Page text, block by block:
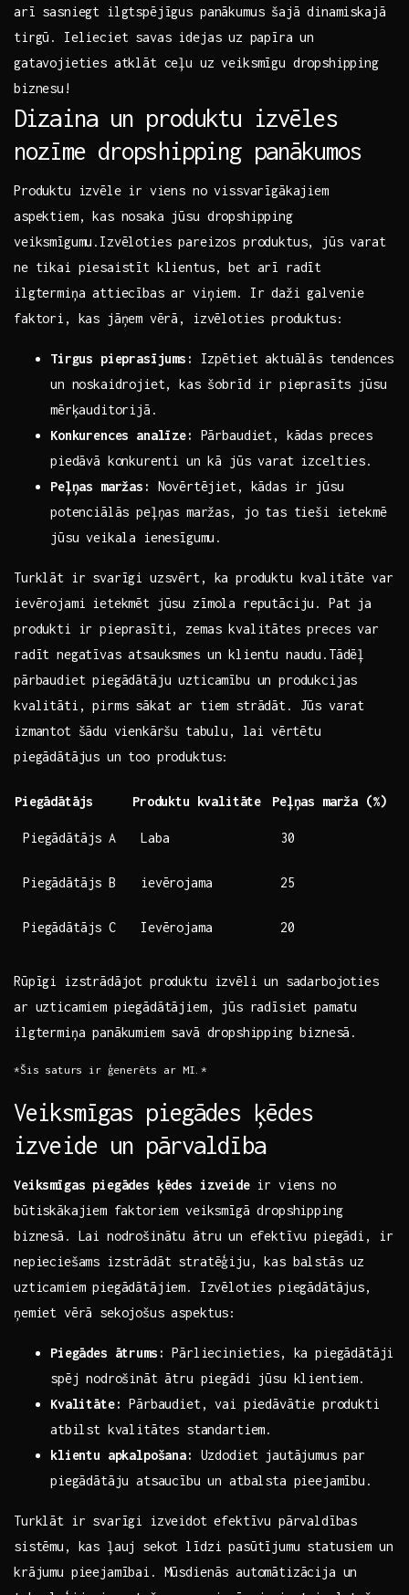
arī sasniegt ilgtspējīgus panākumus šajā ⁣dinamiskajā
tirgū. Ielieciet​ savas​ idejas⁤ uz papīra un
gatavojieties atklāt ceļu uz veiksmīgu​ dropshipping
biznesu!
Dizaina un produktu izvēles
nozīme dropshipping panākumos
Produktu izvēle ⁢ir viens no vissvarīgākajiem
‍aspektiem, kas nosaka jūsu dropshipping
veiksmīgumu.Izvēloties pareizos produktus, jūs varat​
ne tikai piesaistīt​ klientus, bet arī radīt
ilgtermiņa attiecības ar viņiem. Ir​ daži galvenie
faktori, ​kas jāņem⁤ vērā, izvēloties produktus:
Tirgus pieprasījums:
Izpētiet aktuālās tendences
un noskaidrojiet, kas šobrīd ir pieprasīts jūsu
mērķauditorijā.
Konkurences analīze:
Pārbaudiet, ​kādas preces
piedāvā konkurenti un kā ⁤jūs ‍varat izcelties.
Peļņas maržas:
Novērtējiet, kādas ir jūsu
potenciālās peļņas maržas, jo ‌tas tieši ietekmē ​
jūsu ‍veikala ienesīgumu.
Turklāt ir svarīgi uzsvērt, ka produktu kvalitāte var
ievērojami ietekmēt jūsu zīmola reputāciju. Pat ⁢ja
produkti ‍ir pieprasīti, zemas kvalitātes preces var‌
radīt negatīvas atsauksmes un klientu naudu.Tādēļ
pārbaudiet piegādātāju uzticamību un produkcijas
kvalitāti, pirms sākat ar tiem strādāt. Jūs varat
izmantot šādu⁣ vienkāršu⁤ tabulu, lai vērtētu
piegādātājus un too produktus:
Piegādātājs Produktu kvalitāte Peļņas ‌marža‍ (%)
Piegādātājs A Laba 30
Piegādātājs B ievērojama 25
Piegādātājs C Ievērojama 20
Rūpīgi izstrādājot produktu izvēli un⁢ sadarbojoties
ar uzticamiem piegādātājiem, jūs ⁤radīsiet pamatu
ilgtermiņa panākumiem⁤ savā dropshipping biznesā.
*Šis saturs ir ģenerēts ar MI.*
Veiksmīgas piegādes ķēdes⁣
izveide un pārvaldība
Veiksmīgas piegādes ķēdes izveide⁢ir viens no‌
būtiskākajiem ⁣faktoriem veiksmīgā ‍dropshipping
biznesā. Lai nodrošinātu ātru ⁣un efektīvu piegādi, ir
nepieciešams izstrādāt stratēģiju, kas balstās uz
uzticamiem piegādātājiem.⁤ Izvēloties piegādātājus,⁤
ņemiet vērā sekojošus aspektus:
Piegādes ātrums: Pārliecinieties, ka piegādātāji
spēj nodrošināt ātru piegādi jūsu klientiem.
Kvalitāte: Pārbaudiet, vai piedāvātie produkti
atbilst kvalitātes standartiem.
klientu apkalpošana:
Uzdodiet jautājumus par
piegādātāju atsaucību‌ un atbalsta pieejamību.
Turklāt ir svarīgi izveidot ⁢efektīvu pārvaldības​
sistēmu, kas ļauj sekot līdzi pasūtījumu statusiem un
krājumu pieejamībai. Mūsdienās automātizācija un